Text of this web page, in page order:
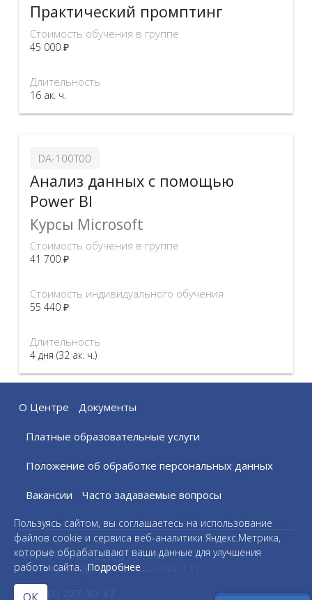
Практический промптинг
Стоимость обучения в группе
45 000 ₽
Длительность
16 ак. ч.
DA-100T00
Анализ данных с помощью
Power BI
Курсы Microsoft
Стоимость обучения в группе
41 700 ₽
Стоимость индивидуального обучения
55 440 ₽
Длительность
4 дня (32 ак. ч.)
О Центре Документы
Платные образовательные услуги
Положение об обработке персональных данных
Вакансии Часто задаваемые вопросы
АНО «Учебный центр «Юнит»
г. Екатеринбург ул. Большакова, 111
+7 (343) 227-30-37
Пользуясь сайтом, вы соглашаетесь на использование
файлов cookie и сервиса веб-аналитики Яндекс.Метрика,
которые обрабатывают ваши данные для улучшения
работы сайта. Подробнее